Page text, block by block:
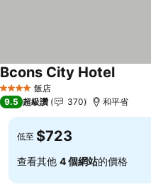
4 星級 飯店
Bcons City Hotel查看價
9.5 超級讚 370 和平省
低至 $723
查看其他 4 個網站的價格